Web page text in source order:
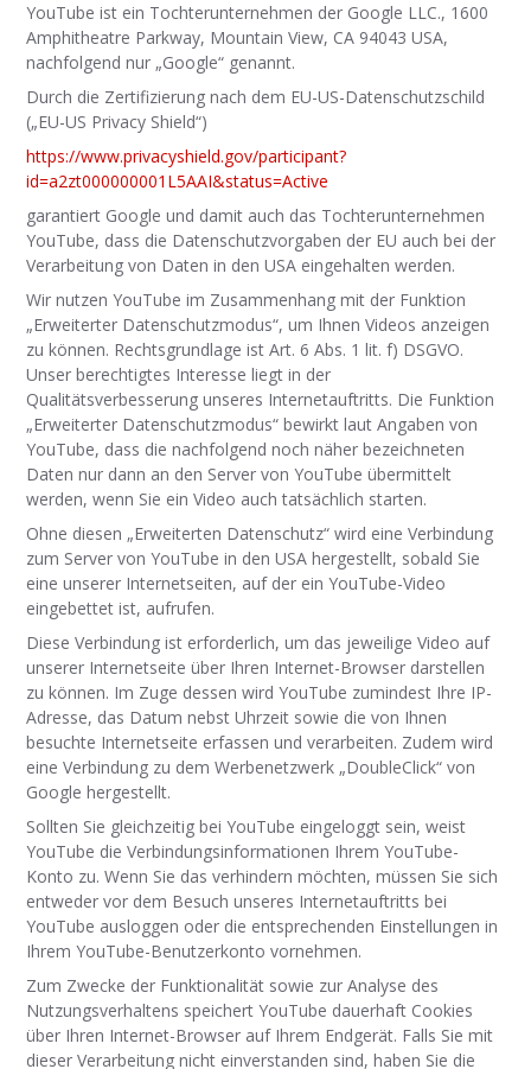
YouTube ist ein Tochterunternehmen der Google LLC., 1600
Amphitheatre Parkway, Mountain View, CA 94043 USA,
nachfolgend nur „Google“ genannt.
Durch die Zertifizierung nach dem EU-US-Datenschutzschild
(„EU-US Privacy Shield“)
https://www.privacyshield.gov/participant?
id=a2zt000000001L5AAI&status=Active
garantiert Google und damit auch das Tochterunternehmen
YouTube, dass die Datenschutzvorgaben der EU auch bei der
Verarbeitung von Daten in den USA eingehalten werden.
Wir nutzen YouTube im Zusammenhang mit der Funktion
„Erweiterter Datenschutzmodus“, um Ihnen Videos anzeigen
zu können. Rechtsgrundlage ist Art. 6 Abs. 1 lit. f) DSGVO.
Unser berechtigtes Interesse liegt in der
Qualitätsverbesserung unseres Internetauftritts. Die Funktion
„Erweiterter Datenschutzmodus“ bewirkt laut Angaben von
YouTube, dass die nachfolgend noch näher bezeichneten
Daten nur dann an den Server von YouTube übermittelt
werden, wenn Sie ein Video auch tatsächlich starten.
Ohne diesen „Erweiterten Datenschutz“ wird eine Verbindung
zum Server von YouTube in den USA hergestellt, sobald Sie
eine unserer Internetseiten, auf der ein YouTube-Video
eingebettet ist, aufrufen.
Diese Verbindung ist erforderlich, um das jeweilige Video auf
unserer Internetseite über Ihren Internet-Browser darstellen
zu können. Im Zuge dessen wird YouTube zumindest Ihre IP-
Adresse, das Datum nebst Uhrzeit sowie die von Ihnen
besuchte Internetseite erfassen und verarbeiten. Zudem wird
eine Verbindung zu dem Werbenetzwerk „DoubleClick“ von
Google hergestellt.
Sollten Sie gleichzeitig bei YouTube eingeloggt sein, weist
YouTube die Verbindungsinformationen Ihrem YouTube-
Konto zu. Wenn Sie das verhindern möchten, müssen Sie sich
entweder vor dem Besuch unseres Internetauftritts bei
YouTube ausloggen oder die entsprechenden Einstellungen in
Ihrem YouTube-Benutzerkonto vornehmen.
Zum Zwecke der Funktionalität sowie zur Analyse des
Nutzungsverhaltens speichert YouTube dauerhaft Cookies
über Ihren Internet-Browser auf Ihrem Endgerät. Falls Sie mit
dieser Verarbeitung nicht einverstanden sind, haben Sie die